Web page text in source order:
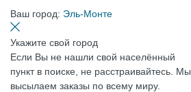
Ваш город: Эль-Монте
Укажите свой город
Если Вы не нашли свой населённый
пункт в поиске, не расстраивайтесь. Мы
высылаем заказы по всему миру.